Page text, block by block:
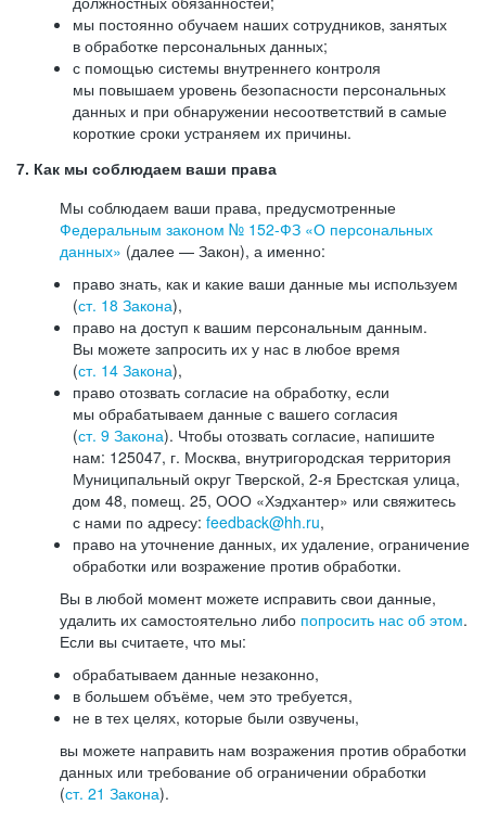
мы постоянно обучаем наших сотрудников, занятых
в обработке персональных данных;
с помощью системы внутреннего контроля
мы повышаем уровень безопасности персональных
данных и при обнаружении несоответствий в самые
короткие сроки устраняем их причины.
7. Как мы соблюдаем ваши права
Мы соблюдаем ваши права, предусмотренные
Федеральным законом № 152-ФЗ «О персональных
данных» (далее — Закон), а именно:
право знать, как и какие ваши данные мы используем
(ст. 18 Закона),
право на доступ к вашим персональным данным.
Вы можете запросить их у нас в любое время
(ст. 14 Закона),
право отозвать согласие на обработку, если
мы обрабатываем данные с вашего согласия
(ст. 9 Закона). Чтобы отозвать согласие, напишите
нам: 125047, г. Москва, внутригородская территория
Муниципальный округ Тверской, 2-я Брестская улица,
дом 48, помещ. 25, ООО «Хэдхантер» или свяжитесь
с нами по адресу: feedback@hh.ru,
право на уточнение данных, их удаление, ограничение
обработки или возражение против обработки.
Вы в любой момент можете исправить свои данные,
удалить их самостоятельно либо попросить нас об этом.
Если вы считаете, что мы:
обрабатываем данные незаконно,
в большем объёме, чем это требуется,
не в тех целях, которые были озвучены,
вы можете направить нам возражения против обработки
данных или требование об ограничении обработки
(ст. 21 Закона).